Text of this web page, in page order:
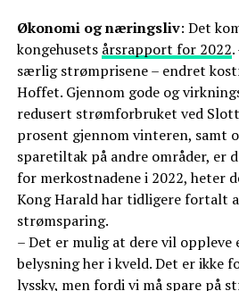
Økonomi og næringsliv: Det
kongehusets årsrapport for 2022
særlig strømprisene – endret
Hoffet. Gjennom gode og
redusert strømforbruket ved
prosent gjennom vinteren, samt
sparetiltak på andre områder, er
for merkostnadene i 2022, heter
Kong Harald har tidligere fortalt
strømsparing.
– Det er mulig at dere vil oppleve
belysning her i kveld. Det er ikke
lyssky, men fordi vi må spare på